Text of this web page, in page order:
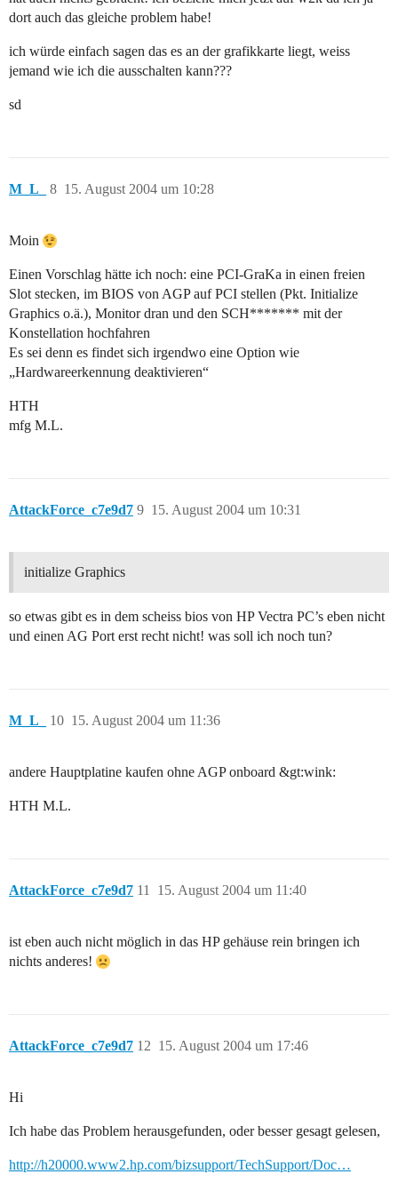
dort auch das gleiche problem habe!
ich würde einfach sagen das es an der grafikkarte liegt, weiss
jemand wie ich die ausschalten kann???
sd
M_L_ 15. August 2004 um 10:28
8
Moin
Einen Vorschlag hätte ich noch: eine PCI-GraKa in einen freien
Slot stecken, im BIOS von AGP auf PCI stellen (Pkt. Initialize
Graphics o.ä.), Monitor dran und den SCH******* mit der
Konstellation hochfahren
Es sei denn es findet sich irgendwo eine Option wie
„Hardwareerkennung deaktivieren“
HTH
mfg M.L.
AttackForce_c7e9d7 15. August 2004 um 10:31
9
initialize Graphics
so etwas gibt es in dem scheiss bios von HP Vectra PC’s eben nicht
und einen AG Port erst recht nicht! was soll ich noch tun?
M_L_ 15. August 2004 um 11:36
10
andere Hauptplatine kaufen ohne AGP onboard &gt:wink:
HTH M.L.
AttackForce_c7e9d7 15. August 2004 um 11:40
11
ist eben auch nicht möglich in das HP gehäuse rein bringen ich
nichts anderes!
AttackForce_c7e9d7 15. August 2004 um 17:46
12
Hi
Ich habe das Problem herausgefunden, oder besser gesagt gelesen,
http://h20000.www2.hp.com/bizsupport/TechSupport/Doc…